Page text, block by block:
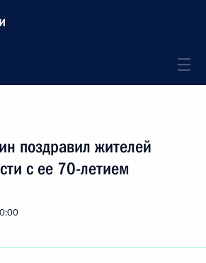
поздравил жителей
с ее 70-летием